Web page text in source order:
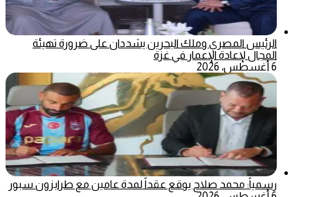
الرئيس المصري وملك البحرين يشددان على ضرورة تهيئة
المجال لإعادة الإعمار في غزة
6 أغسطس، 2026
رسمياً: محمد صلاح يوقع عقداً لمدة عامين مع طرابزون سبور